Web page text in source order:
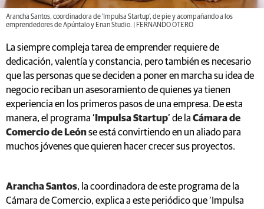
Arancha Santos, coordinadora de 'Impulsa Startup', de pie y acompañando a los
emprendedores de Apúntalo y Enan Studio. | FERNANDO OTERO
La siempre compleja tarea de emprender requiere de
dedicación, valentía y constancia, pero también es necesario
que las personas que se deciden a poner en marcha su idea de
negocio reciban un asesoramiento de quienes ya tienen
experiencia en los primeros pasos de una empresa. De esta
manera, el programa ‘ Impulsa Startup’ de la Cámara de
Comercio de Leónse está convirtiendo en un aliado para
muchos jóvenes que quieren hacer crecer sus proyectos.
Arancha Santos, la coordinadora de este programa de la
Cámara de Comercio, explica a este periódico que ‘Impulsa